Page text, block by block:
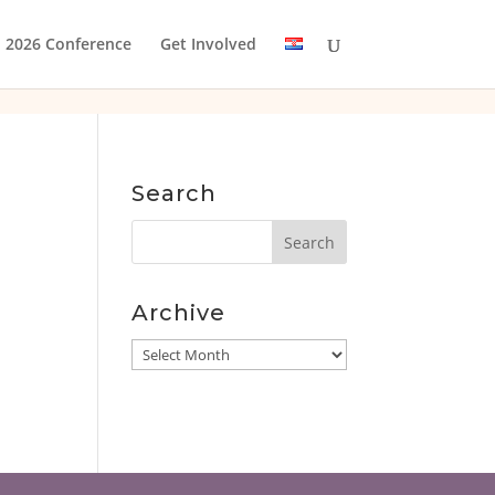
2026 Conference Get Involved
Search
Archive
Archive